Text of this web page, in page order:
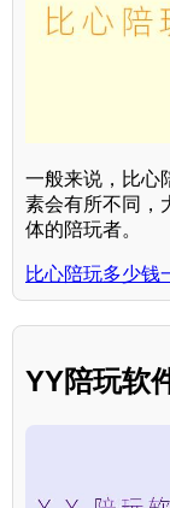
一般来说，比心
素会有所不同，
体的陪玩者。
比心陪玩多少钱
YY陪玩软